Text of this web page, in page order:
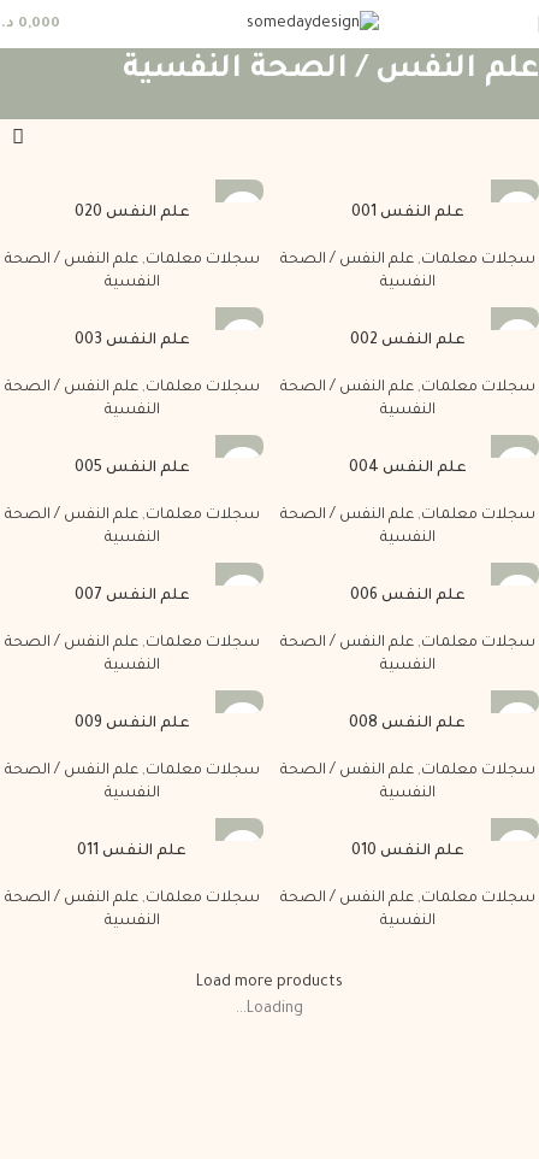
0,000
علم النفس / الصحة النفسية
علم النفس 001
سجلات معلمات,علم النفس / الصحة
النفسية
علم النفس 020
سجلات معلمات,علم النفس / الصحة
النفسية
علم النفس 002
سجلات معلمات,علم النفس / الصحة
النفسية
علم النفس 003
سجلات معلمات,علم النفس / الصحة
النفسية
علم النفس 004
سجلات معلمات,علم النفس / الصحة
النفسية
علم النفس 005
سجلات معلمات,علم النفس / الصحة
النفسية
علم النفس 006
سجلات معلمات,علم النفس / الصحة
النفسية
علم النفس 007
سجلات معلمات,علم النفس / الصحة
النفسية
علم النفس 008
سجلات معلمات,علم النفس / الصحة
النفسية
علم النفس 009
سجلات معلمات,علم النفس / الصحة
النفسية
علم النفس 010
سجلات معلمات,علم النفس / الصحة
النفسية
علم النفس 011
سجلات معلمات,علم النفس / الصحة
النفسية
Load more products
Loading...